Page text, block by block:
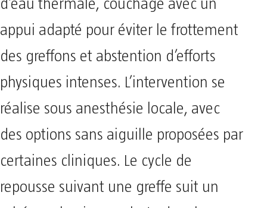
d’eau thermale, couchage avec un
appui adapté pour éviter le frottement
des greffons et abstention d’efforts
physiques intenses. L’intervention se
réalise sous anesthésie locale, avec
des options sans aiguille proposées par
certaines cliniques. Le cycle de
repousse suivant une greffe suit un